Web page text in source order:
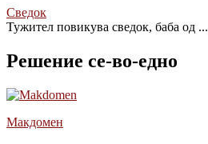
Сведок
Тужител повикува сведок, баба од ...
Решение се-во-едно
Макдомен